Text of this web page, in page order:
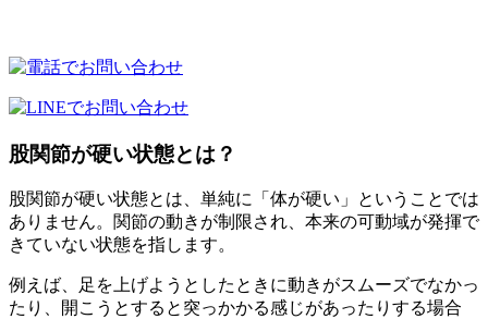
股関節が硬い状態とは？
股関節が硬い状態とは、単純に「体が硬い」ということでは
ありません。関節の動きが制限され、本来の可動域が発揮で
きていない状態を指します。
例えば、足を上げようとしたときに動きがスムーズでなかっ
たり、開こうとすると突っかかる感じがあったりする場合